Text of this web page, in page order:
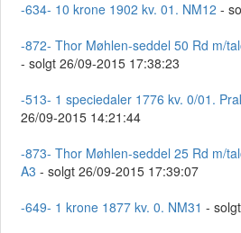
-634- 10 krone 1902 kv. 01. NM12 -
-872- Thor Møhlen-seddel 50 Rd m/
- solgt 26/09-2015 17:38:23
-513- 1 speciedaler 1776 kv. 0/01.
26/09-2015 14:21:44
-873- Thor Møhlen-seddel 25 Rd m/
A3 - solgt 26/09-2015 17:39:07
-649- 1 krone 1877 kv. 0. NM31 -